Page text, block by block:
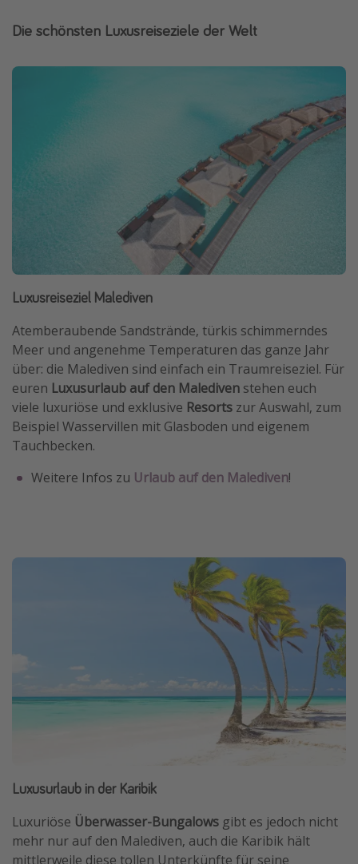
Die schönsten Luxusreiseziele der Welt
Luxusreiseziel Malediven
Atemberaubende Sandstrände, türkis schimmerndes
Meer und angenehme Temperaturen das ganze Jahr
über: die Malediven sind einfach ein Traumreiseziel. Für
euren Luxusurlaub auf den Malediven stehen euch
viele luxuriöse und exklusive Resorts zur Auswahl, zum
Beispiel Wasservillen mit Glasboden und eigenem
Tauchbecken.
Weitere Infos zu Urlaub auf den Malediven!
Luxusurlaub in der Karibik
Luxuriöse Überwasser-Bungalows gibt es jedoch nicht
mehr nur auf den Malediven, auch die Karibik hält
mittlerweile diese tollen Unterkünfte für seine